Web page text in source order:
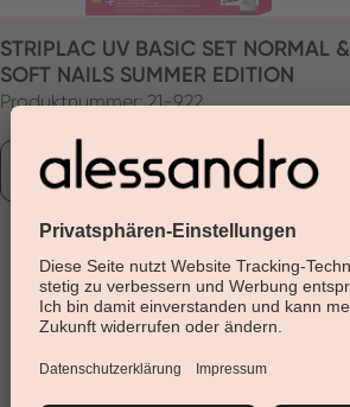
STRIPLAC UV BASIC SET NORMAL &
SOFT NAILS SUMMER EDITION
Produktnummer: 21-922
Anmelden zum Einkaufen